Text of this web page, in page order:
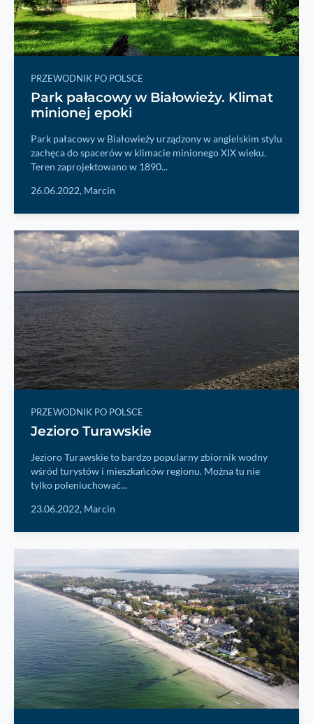
PRZEWODNIK PO POLSCE
Park pałacowy w Białowieży. Klimat
minionej epoki
Park pałacowy w Białowieży urządzony w angielskim stylu
zachęca do spacerów w klimacie minionego XIX wieku.
Teren zaprojektowano w 1890...
26.06.2022, Marcin
PRZEWODNIK PO POLSCE
Jezioro Turawskie
Jezioro Turawskie to bardzo popularny zbiornik wodny
wśród turystów i mieszkańców regionu. Można tu nie
tylko poleniuchować...
23.06.2022, Marcin